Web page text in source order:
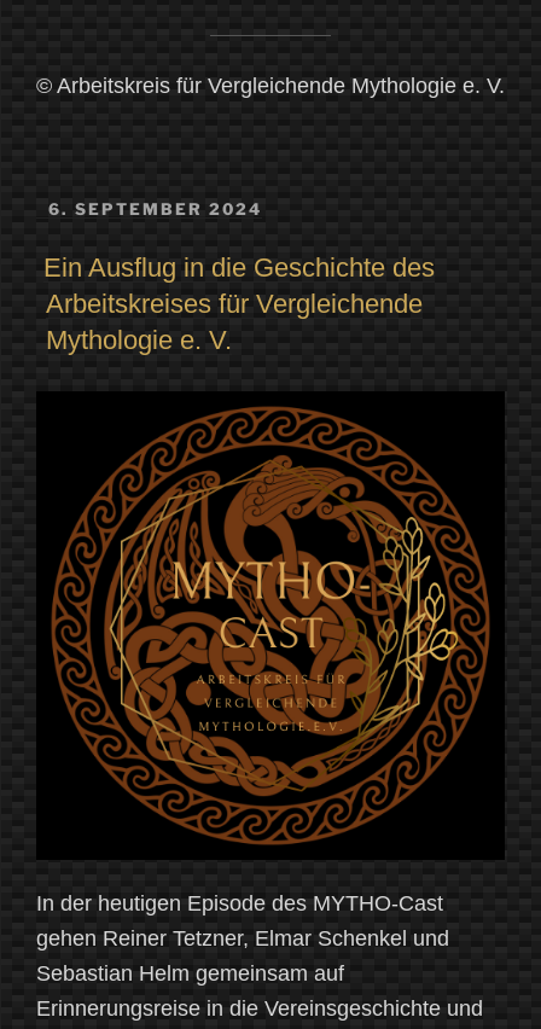
© Arbeitskreis für Vergleichende Mythologie e. V.
VERÖFFENTLICHT
6. SEPTEMBER 2024
Ein Ausflug in die Geschichte des
Arbeitskreises für Vergleichende
Mythologie e. V.
In der heutigen Episode des MYTHO-Cast
gehen Reiner Tetzner, Elmar Schenkel und
Sebastian Helm gemeinsam auf
Erinnerungsreise in die Vereinsgeschichte und